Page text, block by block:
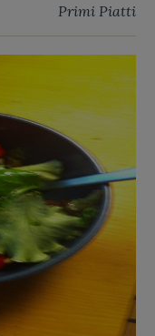
Primi Piatti